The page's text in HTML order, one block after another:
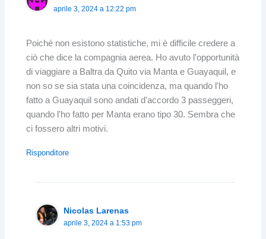
aprile 3, 2024 a 12:22 pm
Poiché non esistono statistiche, mi è difficile credere a
ciò che dice la compagnia aerea. Ho avuto l'opportunità
di viaggiare a Baltra da Quito via Manta e Guayaquil, e
non so se sia stata una coincidenza, ma quando l'ho
fatto a Guayaquil sono andati d'accordo 3 passeggeri,
quando l'ho fatto per Manta erano tipo 30. Sembra che
ci fossero altri motivi.
Risponditore
Nicolas Larenas
aprile 3, 2024 a 1:53 pm